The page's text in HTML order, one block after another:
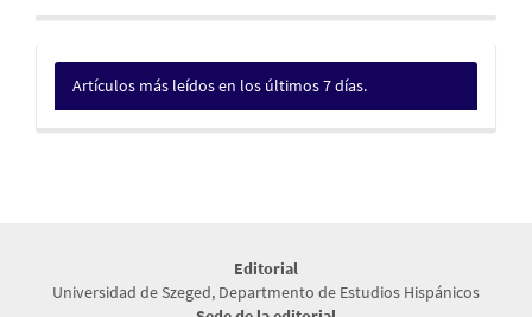
Artículos más leídos en los últimos 7 días.
Editorial
Universidad de Szeged, Departmento de Estudios Hispánicos